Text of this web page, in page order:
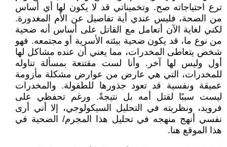
ترع احتياجاته صح. وتخميناتي قد لا يكون لها أي أساس
من الصحة، فليس عندي أية تفاصيل عن الأم المغدورة.
لكني لغاية الآن أتعامل مع القاتل على أساس أنه ضحية
من نوع ما، قد يكون ضحية بيئته الأسرية أو مجتمعه. فهو
شخص يتعاطى المخدرات، مما يعني أن عنده مشاكل لها
أول وليس لها آخر. وأنا لست مقتنعة بمسألة تناوله
للمخدرات، التي هي عارض من عوارض مشكلة مأزومة
عميقة ونفسية قد تعود جذورها للطفولة. والمخدرات
ليست سببًا لقتل أمه بل نتيجةً. ورغم تحفظي على
فرويد، ونظريته في التحليل السيكولوجي، إلا أني أرى
نفسي أنهج منهجه في تحليل هذا المجرم/ الضحية في
هذا الموقع هنا.